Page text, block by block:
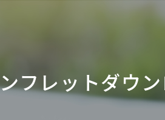
フレットダウ